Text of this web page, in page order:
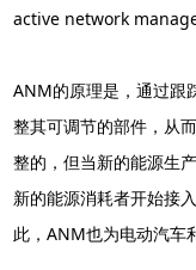
active network
ANM的原理是，通过跟
整其可调节的部件，从
整的，但当新的能源生
新的能源消耗者开始接
此，ANM也为电动汽车